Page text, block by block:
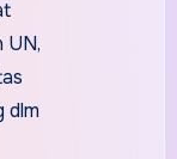
UN,
dlm